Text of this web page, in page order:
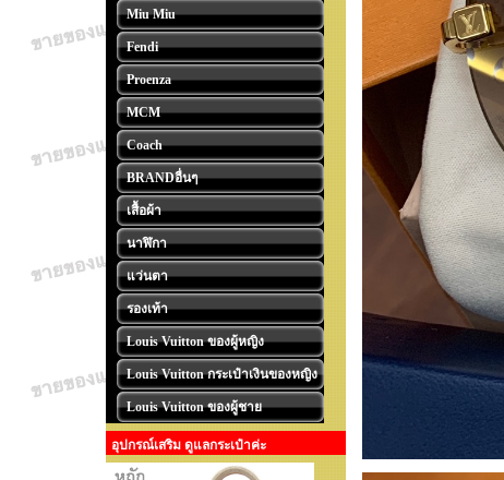
Miu Miu
Fendi
Proenza
MCM
Coach
BRANDอื่นๆ
เสื้อผ้า
นาฬิกา
แว่นตา
รองเท้า
Louis Vuitton ของผู้หญิง
Louis Vuitton กระเป๋าเงินของหญิง
Louis Vuitton ของผู้ชาย
อุปกรณ์เสริม ดูแลกระเป๋าค่ะ